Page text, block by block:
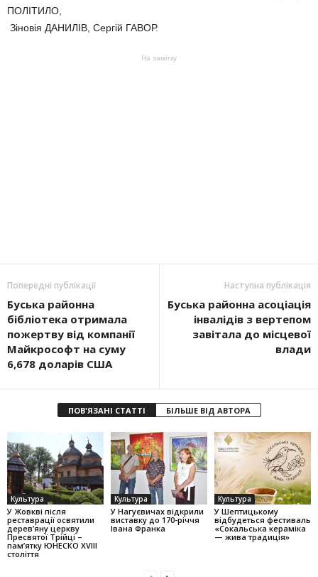
ПОЛІТИЛО,
Зіновія ДАНИЛІВ, Сергій ГАВОР.
На замітку
Попередні публікації
Буська районна
бібліотека отримала
пожертву від компанії
Майкрософт на суму
6,678 доларів США
Наступна публікація
Буська районна асоціація
інвалідів з вертепом
завітала до місцевої
влади
ПОВ'ЯЗАНІ СТАТТІ БІЛЬШЕ ВІД АВТОРА
Культура
У Жовкві після
реставрації освятили
дерев’яну церкву
Пресвятої Трійці –
пам’ятку ЮНЕСКО XVIII
століття
Культура
У Нагуєвичах відкрили
виставку до 170-річчя
Івана Франка
Культура
У Шептицькому
відбудеться фестиваль
«Сокальська кераміка
— жива традиція»